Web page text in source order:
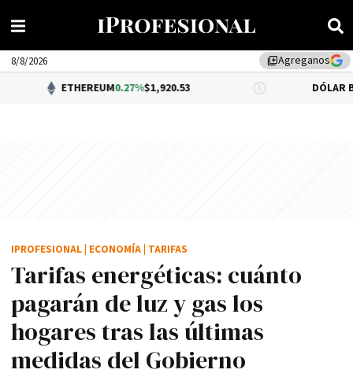
library_addAgreganos
8/8/2026
0.27%$1,920.53 DÓLAR BNA $1,520.00
Tarifas energéticas: cuánto
pagarán de luz y gas los
hogares tras las últimas
medidas del Gobierno
IPROFESIONAL ECONOMÍA TARIFAS